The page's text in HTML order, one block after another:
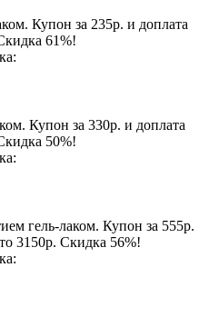
Купон за 235р. и доплата
61%!
Купон за 330р. и доплата
50%!
гель-лаком. Купон за 555р.
3150р. Скидка 56%!